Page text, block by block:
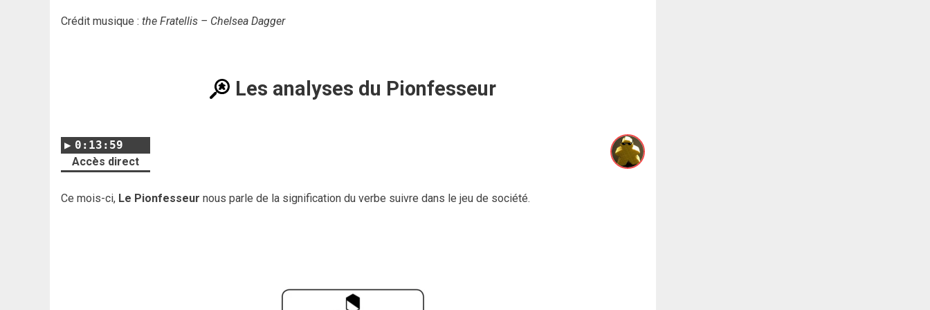
Crédit musique : the Fratellis – Chelsea Dagger
Les analyses du Pionfesseur
0:13:59
Accès direct
Ce mois-ci, Le Pionfesseur nous parle de la signification du verbe suivre dans le jeu de société.